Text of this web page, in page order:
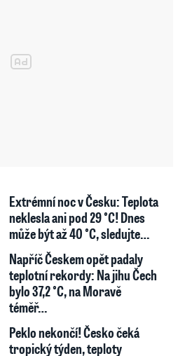
Extrémní noc v Česku: Teplota
neklesla ani pod 29 °C! Dnes
může být až 40 °C, sledujte…
Napříč Českem opět padaly
teplotní rekordy: Na jihu Čech
bylo 37,2 °C, na Moravě
téměř…
Peklo nekončí! Česko čeká
tropický týden, teploty